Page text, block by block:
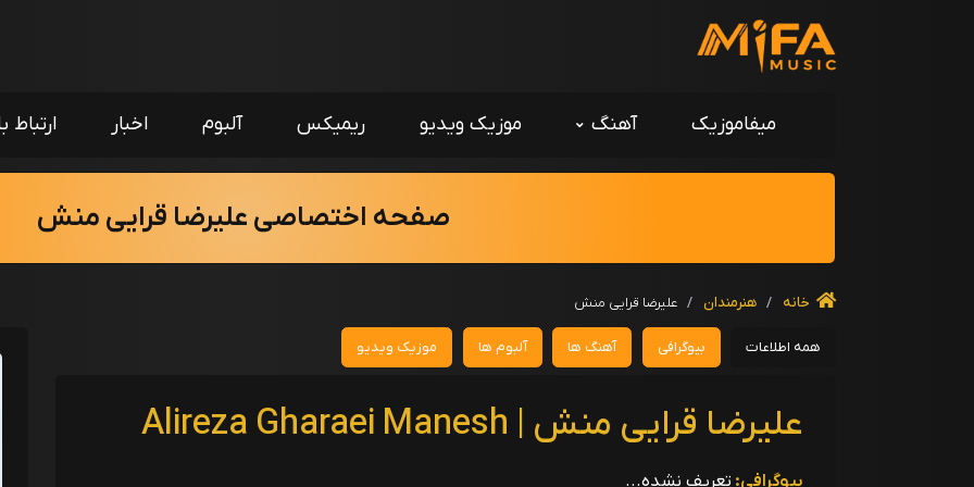
میفاموزیک آهنگ موزیک ویدیو ریمیکس آلبوم اخبار ارتباط
صفحه اختصاصی علیرضا قرایی منش
خانه / هنرمندان / علیرضا قرایی منش
همه اطلاعات بیوگرافی آهنگ ها آلبوم ها موزیک ویدیو
علیرضا قرایی منش | Alireza Gharaei Manesh
بیوگرافی: تعریف نشده...